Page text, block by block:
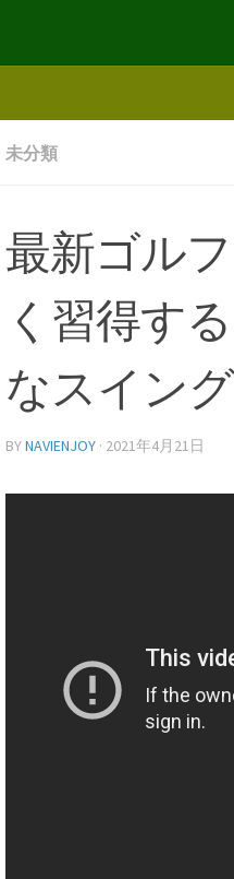
未分類
最新ゴル
く習得す
なスイン
BYNAVIENJOY · 2021年4月21日